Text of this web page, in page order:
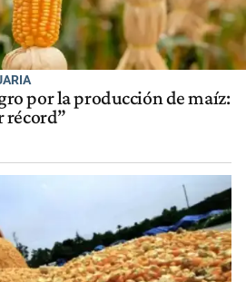
por la producción de maíz:
récord”